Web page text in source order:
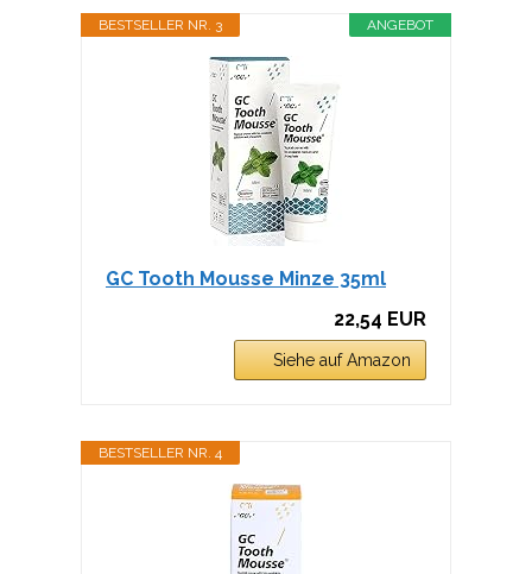
ANGEBOT
BESTSELLER NR. 3
GC Tooth Mousse Minze 35ml
22,54 EUR
Siehe auf Amazon
BESTSELLER NR. 4